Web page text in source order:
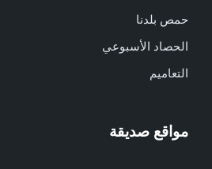
حمص بلدنا
الحصاد الأسبوعي
التعاميم
مواقع صديقة